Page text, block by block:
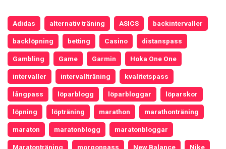
Adidas alternativ träning ASICS backintervaller
backlöpning betting Casino distanspass
Gambling Game Garmin Hoka One One
intervaller intervallträning kvalitetspass
långpass löparblogg löparbloggar löparskor
löpning löpträning marathon marathonträning
maraton maratonblogg maratonbloggar
Maratonträning morgonpass New Balance Nike